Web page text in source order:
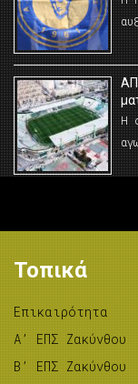
Η
Τοπικά
Επικαιρότητα
A’ ΕΠΣ Ζακύνθου
B’ ΕΠΣ Ζακύνθου